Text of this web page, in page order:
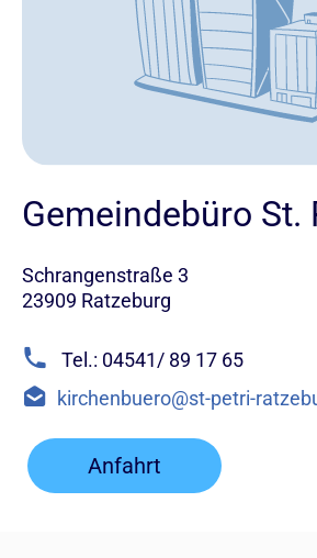
Gemeindebüro St.
Schrangenstraße 3
23909 Ratzeburg
Tel.: 04541/ 89 17 65
kirchenbuero@st-petri-
Anfahrt